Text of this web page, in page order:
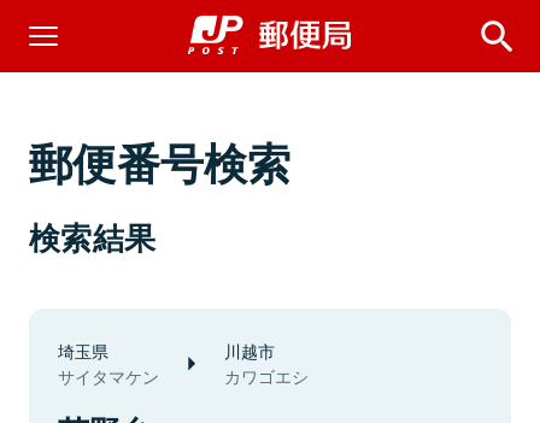
郵便番号検索
検索結果
埼玉県
サイタマケン
川越市
カワゴエシ